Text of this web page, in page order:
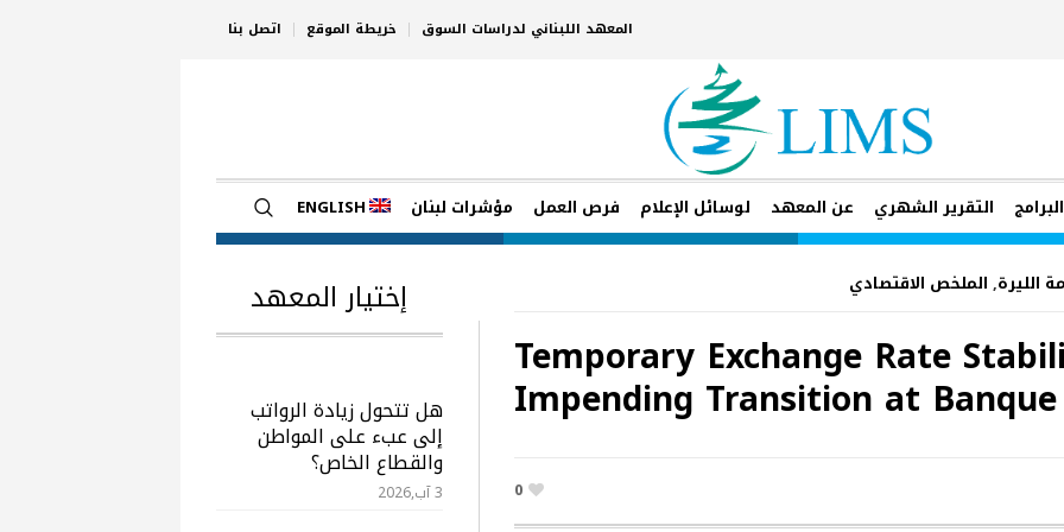
المعهد اللبناني لدراسات السوق خريطة الموقع اتصل بنا
البرامج التقرير الشهري عن المعهد لوسائل الإعلام فرص العمل مؤشرات لبنان ENGLISH
الليرة, الملخص الاقتصادي
Temporary Exchange Rate
Impending Transition at
0
إختيار المعهد
هل تتحول زيادة الرواتب
إلى عبء على المواطن
والقطاع الخاص؟
3 آب,2026